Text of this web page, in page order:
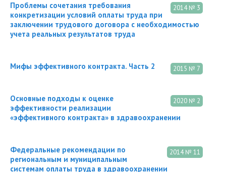
2014 № 3
Проблемы сочетания требования
конкретизации условий оплаты труда при
заключении трудового договора с необходимостью
учета реальных результатов труда
2015 № 7
Мифы эффективного контракта. Часть 2
2020 № 2
Основные подходы к оценке
эффективности реализации
«эффективного контракта» в здравоохранении
2014 № 11
Федеральные рекомендации по
региональным и муниципальным
системам оплаты труда в здравоохранении